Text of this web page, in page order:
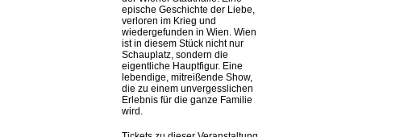
epische Geschichte der Liebe,
verloren im Krieg und
wiedergefunden in Wien. Wien
ist in diesem Stück nicht nur
Schauplatz, sondern die
eigentliche Hauptfigur. Eine
lebendige, mitreißende Show,
die zu einem unvergesslichen
Erlebnis für die ganze Familie
wird.